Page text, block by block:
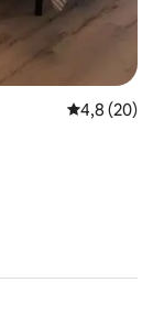
Évaluation
4,8 (20)